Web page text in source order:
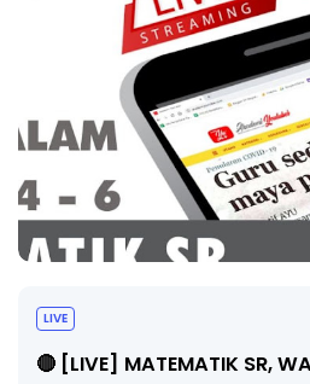
Unknown 6 hari yang lalu